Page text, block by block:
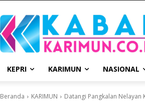
KEPRI KARIMUN NASIONAL
Beranda KARIMUN Datangi Pangkalan Nelayan